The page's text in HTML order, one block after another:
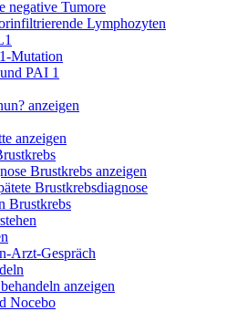
negative Tumore
Lymphozyten
Mutation
PAI 1
anzeigen
anzeigen
Brustkrebs anzeigen
Brustkrebsdiagnose
Brustkrebs
Arzt-Gespräch
anzeigen
Nocebo